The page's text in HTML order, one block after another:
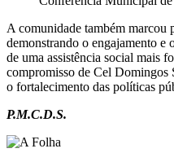
A comunidade também marcou
demonstrando o engajamento e
de uma assistência social mais
compromisso de Cel Domingos
o fortalecimento das políticas
P.M.C.D.S.